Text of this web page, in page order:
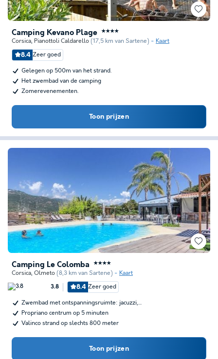
Camping Kevano Plage ★★★★
Corsica, Pianottoli Caldarello (17,5 km van Sartene) Kaart
8.4 Zeer goed
Gelegen op 500m van het strand.
Het zwembad van de camping
Zomerevenementen.
Toon prijzen
Camping Le Colomba ★★★★
Corsica, Olmeto (8,3 km van Sartene) Kaart
3.8 8.4 Zeer goed
Zwembad met ontspanningsruimte: jacuzzi,…
Propriano centrum op 5 minuten
Valinco strand op slechts 800 meter
Toon prijzen